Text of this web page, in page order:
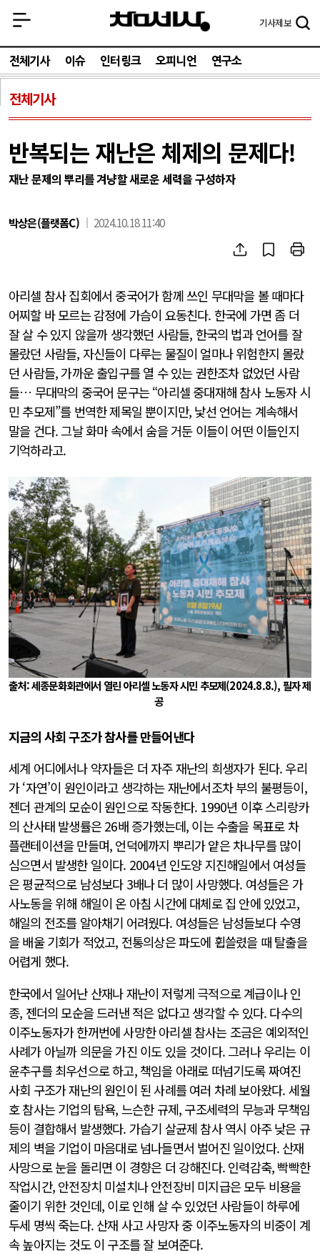
기사제보
전체기사 이슈 인터링크 오피니언 연구소
전체기사
반복되는 재난은 체제의 문제다!
재난 문제의 뿌리를 겨냥할 새로운 세력을 구성하자
박상은(플랫폼C) 2024.10.18 11:40
아리셀 참사 집회에서 중국어가 함께 쓰인 무대막을 볼 때마다
어찌할 바 모르는 감정에 가슴이 요동친다. 한국에 가면 좀 더
잘 살 수 있지 않을까 생각했던 사람들, 한국의 법과 언어를 잘
몰랐던 사람들, 자신들이 다루는 물질이 얼마나 위험한지 몰랐
던 사람들, 가까운 출입구를 열 수 있는 권한조차 없었던 사람
들… 무대막의 중국어 문구는 “아리셀 중대재해 참사 노동자 시
민 추모제”를 번역한 제목일 뿐이지만, 낯선 언어는 계속해서
말을 건다. 그날 화마 속에서 숨을 거둔 이들이 어떤 이들인지
기억하라고.
출처: 세종문화회관에서 열린 아리셀 노동자 시민 추모제(2024.8.8.), 필자 제
공
지금의 사회 구조가 참사를 만들어낸다
세계 어디에서나 약자들은 더 자주 재난의 희생자가 된다. 우리
가 ‘자연’이 원인이라고 생각하는 재난에서조차 부의 불평등이,
젠더 관계의 모순이 원인으로 작동한다. 1990년 이후 스리랑카
의 산사태 발생률은 26배 증가했는데, 이는 수출을 목표로 차
플랜테이션을 만들며, 언덕에까지 뿌리가 얕은 차나무를 많이
심으면서 발생한 일이다. 2004년 인도양 지진해일에서 여성들
은 평균적으로 남성보다 3배나 더 많이 사망했다. 여성들은 가
사노동을 위해 해일이 온 아침 시간에 대체로 집 안에 있었고,
해일의 전조를 알아채기 어려웠다. 여성들은 남성들보다 수영
을 배울 기회가 적었고, 전통의상은 파도에 휩쓸렸을 때 탈출을
어렵게 했다.
한국에서 일어난 산재나 재난이 저렇게 극적으로 계급이나 인
종, 젠더의 모순을 드러낸 적은 없다고 생각할 수 있다. 다수의
이주노동자가 한꺼번에 사망한 아리셀 참사는 조금은 예외적인
사례가 아닐까 의문을 가진 이도 있을 것이다. 그러나 우리는 이
윤추구를 최우선으로 하고, 책임을 아래로 떠넘기도록 짜여진
사회 구조가 재난의 원인이 된 사례를 여러 차례 보아왔다. 세월
호 참사는 기업의 탐욕, 느슨한 규제, 구조세력의 무능과 무책임
등이 결합해서 발생했다. 가습기 살균제 참사 역시 아주 낮은 규
제의 벽을 기업이 마음대로 넘나들면서 벌어진 일이었다. 산재
사망으로 눈을 돌리면 이 경향은 더 강해진다. 인력감축, 빡빡한
작업시간, 안전장치 미설치나 안전장비 미지급은 모두 비용을
줄이기 위한 것인데, 이로 인해 살 수 있었던 사람들이 하루에
두세 명씩 죽는다. 산재 사고 사망자 중 이주노동자의 비중이 계
속 높아지는 것도 이 구조를 잘 보여준다.